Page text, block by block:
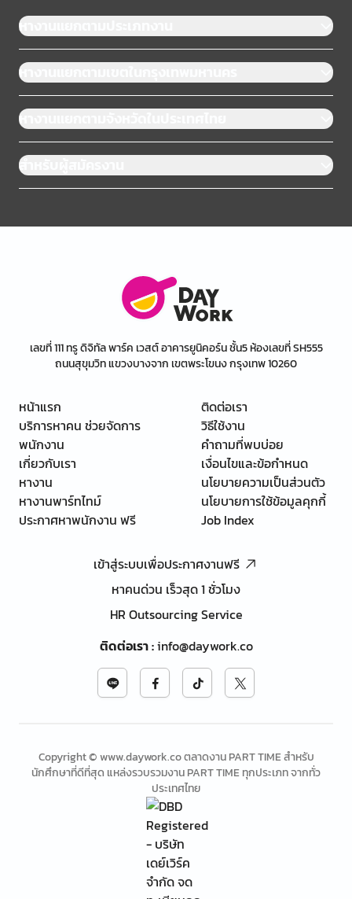
หางานแยกตามประเภทงาน
หางานแยกตามเขตในกรุงเทพมหานคร
หางานแยกตามจังหวัดในประเทศไทย
สำหรับผู้สมัครงาน
เลขที่ 111 ทรู ดิจิทัล พาร์ค เวสต์ อาคารยูนิคอร์น ชั้น5 ห้องเลขที่ SH555
ถนนสุขุมวิท แขวงบางจาก เขตพระโขนง กรุงเทพ 10260
หน้าแรก
บริการหาคน ช่วยจัดการ
พนักงาน
เกี่ยวกับเรา
หางาน
หางานพาร์ทไทม์
ประกาศหาพนักงาน ฟรี
ติดต่อเรา
วิธีใช้งาน
คำถามที่พบบ่อย
เงื่อนไขและข้อกำหนด
นโยบายความเป็นส่วนตัว
นโยบายการใช้ข้อมูลคุกกี้
Job Index
เข้าสู่ระบบเพื่อประกาศงานฟรี
หาคนด่วน เร็วสุด 1 ชั่วโมง
HR Outsourcing Service
ติดต่อเรา:info@daywork.co
Copyright © www.daywork.co ตลาดงาน PART TIME สำหรับ
นักศึกษาที่ดีที่สุด แหล่งรวบรวมงาน PART TIME ทุกประเภท จากทั่ว
ประเทศไทย